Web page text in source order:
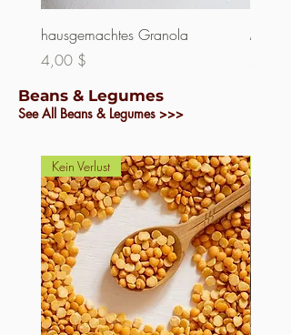
hausgemachtes Granola
Preis
4,00 $
Preis
5,00 $
Beans & Legumes
See All Beans & Legumes >>>
Kein Verlust